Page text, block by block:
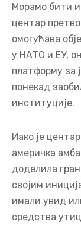
Морамо бити
центар
омогућава
у НАТО и ЕУ,
платформу за
понекад
институције.
Иако је
америчка
доделила
својим
имали увид
средства